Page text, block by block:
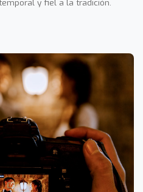
y fiel a la tradición.